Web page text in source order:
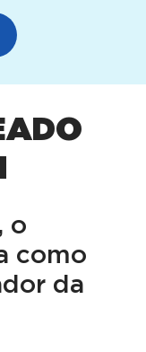
o
como
da